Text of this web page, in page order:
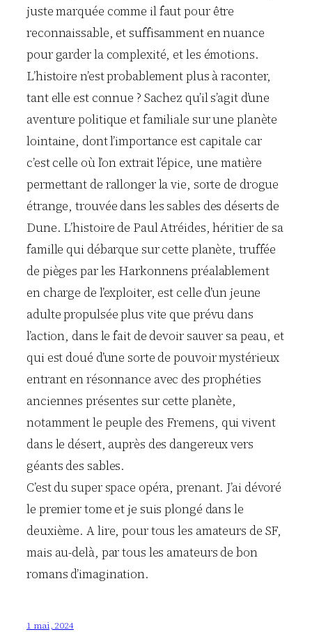
juste marquée comme il faut pour être
reconnaissable, et suffisamment en nuance
pour garder la complexité, et les émotions.
L’histoire n’est probablement plus à raconter,
tant elle est connue ? Sachez qu’il s’agit d’une
aventure politique et familiale sur une planète
lointaine, dont l’importance est capitale car
c’est celle où l’on extrait l’épice, une matière
permettant de rallonger la vie, sorte de drogue
étrange, trouvée dans les sables des déserts de
Dune. L’histoire de Paul Atréides, héritier de sa
famille qui débarque sur cette planète, truffée
de pièges par les Harkonnens préalablement
en charge de l’exploiter, est celle d’un jeune
adulte propulsée plus vite que prévu dans
l’action, dans le fait de devoir sauver sa peau, et
qui est doué d’une sorte de pouvoir mystérieux
entrant en résonnance avec des prophéties
anciennes présentes sur cette planète,
notamment le peuple des Fremens, qui vivent
dans le désert, auprès des dangereux vers
géants des sables.
C’est du super space opéra, prenant. J’ai dévoré
le premier tome et je suis plongé dans le
deuxième. A lire, pour tous les amateurs de SF,
mais au-delà, par tous les amateurs de bon
romans d’imagination.
1 mai, 2024